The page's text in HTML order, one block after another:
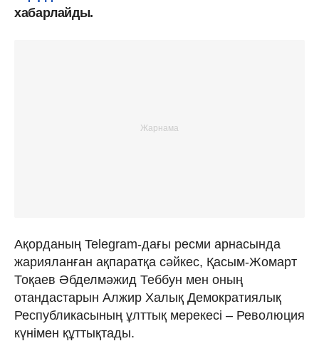
хабарлайды.
Ақорданың Telegram-дағы ресми арнасында
жарияланған ақпаратқа сәйкес, Қасым-Жомарт
Тоқаев Әбделмәжид Теббун мен оның
отандастарын Алжир Халық Демократиялық
Республикасының ұлттық мерекесі – Революция
күнімен құттықтады.